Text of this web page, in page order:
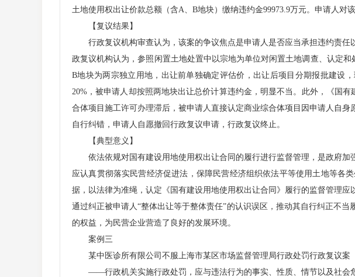
土地使用权出让价款总额（含A、B地块）缴纳违约金99973.9万元。申请人对
【复议结果】
行政复议机构审查认为，该案的争议焦点是申请人是否应当承担违约责任
政复议机构认为，参照闲置土地处置中以宗地为单位对闲置土地调查、认定
B地块为两宗独立用地，出让前单独确定评估价，出让后项目分期报批建设
20%，被申请人却按照两地块出让总价计算违约金，明显不当。此外，《国
合体项目施工许可办理滞后，被申请人直接认定商业综合体项目因申请人自
自行纠错，申请人自愿撤回行政复议申请，行政复议终止。
【典型意义】
依法依规对国有建设用地使用权出让合同的履行进行监督管理，是政府加
应认真贯彻落实民营经济促进法，保障民营经济组织依法平等使用土地等各
据，以法律为准绳，认定《国有建设用地使用权出让合同》履行的监督管理
通过纠正被申请人“整体出让等于整体责任”的认识误区，推动其自行纠正不
的权益，为民营企业营造了良好的发展环境。
案例三
某中医诊所有限公司不服上海市某区市场监督管理局行政处罚行政复议案
——行政机关实施行政处罚，应与违法行为的事实、性质、情节以及社会